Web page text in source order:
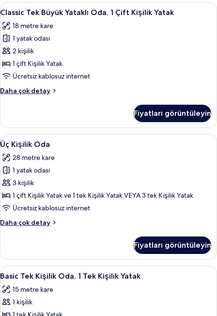
Classic
Tek
Büyük
Yataklı
Oda,
1
Çift
Yatak
fotoğrafları
görün
Classic Tek Büyük Yataklı Oda, 1
4
Classic Tek Büyük Yataklı Oda, 1 Çift Kişilik Yatak
18 metre kare
1 yatak odası
2 kişilik
1 çift Kişilik Yatak
Ücretsiz kablosuz internet
Daha çok detay
Classic
Oda,
Çift
Kişilik
Yatak
hakkında
fazla
detay
Fiyatları görüntüleyin
Üç
Kişilik
Oda
için
tüm
fotoğrafları
görün
Üç Kişilik Oda | 1 yatak odası, kaliteli
6
Üç Kişilik Oda
28 metre kare
1 yatak odası
3 kişilik
1 çift Kişilik Yatak ve 1 tek Kişilik Yatak VEYA 3 tek Kişilik Yatak
Ücretsiz kablosuz internet
Daha çok detay
Üç
daha
fazla
detay
Fiyatları görüntüleyin
Basic
Tek
Kişilik
Oda,
Basic Tek Kişilik Oda, 1 Tek Kişilik
5
Basic Tek Kişilik Oda, 1 Tek Kişilik Yatak
15 metre kare
1 kişilik